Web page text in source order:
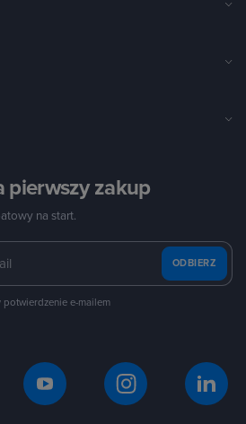
pierwszy zakup
na start.
ODBIERZ
potwierdzenie e-mailem